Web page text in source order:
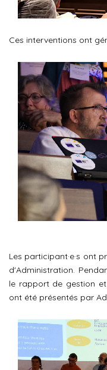
Ces interventions ont
Les participant·e·s ont
d'Administration.
le rapport de gestion
ont été présentés par